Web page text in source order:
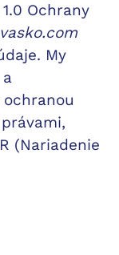
Ochrany
My
(Nariadenie